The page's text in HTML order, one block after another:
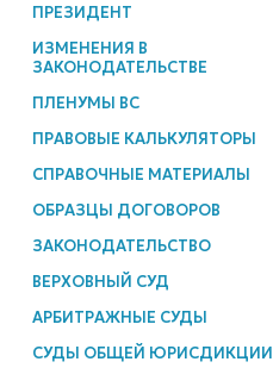
ПРЕЗИДЕНТ
ИЗМЕНЕНИЯ В
ЗАКОНОДАТЕЛЬСТВЕ
ПЛЕНУМЫ ВС
ПРАВОВЫЕ КАЛЬКУЛЯТОРЫ
СПРАВОЧНЫЕ МАТЕРИАЛЫ
ОБРАЗЦЫ ДОГОВОРОВ
ЗАКОНОДАТЕЛЬСТВО
ВЕРХОВНЫЙ СУД
АРБИТРАЖНЫЕ СУДЫ
СУДЫ ОБЩЕЙ ЮРИСДИКЦИИ